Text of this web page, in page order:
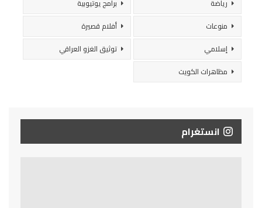
رياضة
برامج يوتيوبية
منوعات
أفلام قصيرة
إسلامي
توثيق الغزو العراقي
مظاهرات الكويت
انستغرام